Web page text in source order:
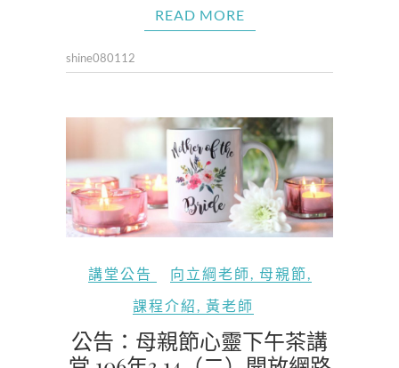
READ MORE
shine080112
講堂公告 向立綱老師, 母親節,
課程介紹 , 黃老師
公告：母親節心靈下午茶講